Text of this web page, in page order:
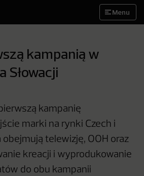
Menu
kampanią w
Słowacji
kampanię
marki na rynki Czech i
obejmują telewizję, OOH oraz
kreacji i wyprodukowanie
do obu kampanii